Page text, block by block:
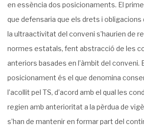
en essència dos posicionaments. El
que defensaria que els drets i obligacions
la ultraactivitat del conveni s’haurien de
normes estatals, fent abstracció de les
anteriors basades en l’àmbit del conveni.
posicionament és el que denomina
l’acollit pel TS, d’acord amb el qual les
regien amb anterioritat a la pèrdua de
s’han de mantenir en formar part del